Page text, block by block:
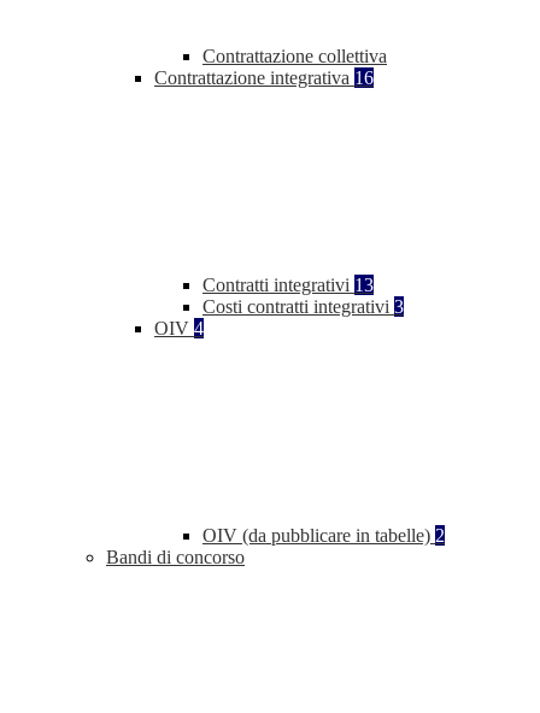
Contrattazione collettiva
Contrattazione integrativa 16
Contratti integrativi 13
Costi contratti integrativi 3
OIV 4
OIV (da pubblicare in tabelle) 2
Bandi di concorso